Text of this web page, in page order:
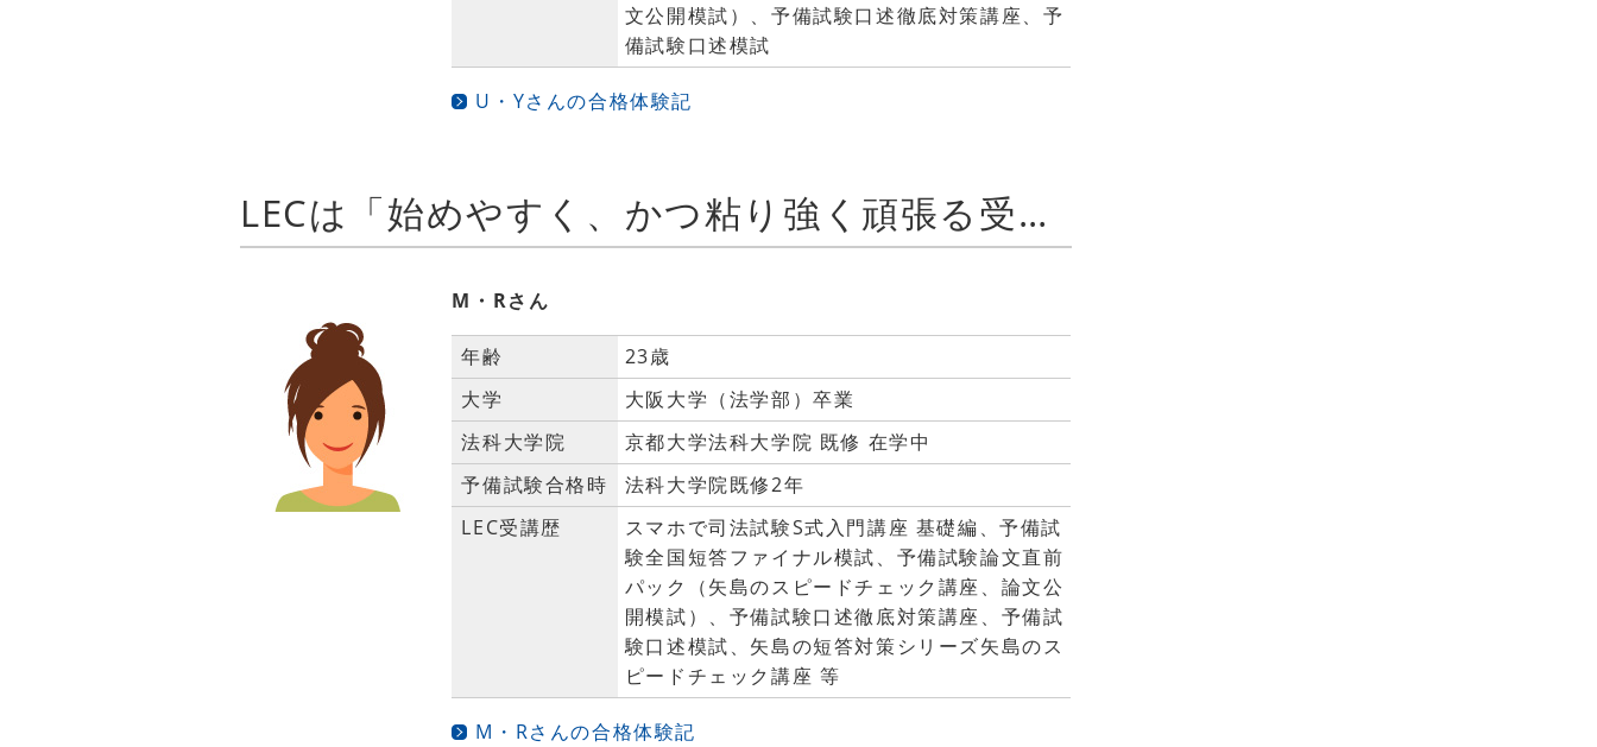
文公開模試）、予備試験口述徹底対策講座、予
備試験口述模試
U・Yさんの合格体験記
LECは「始めやすく、かつ粘り強く頑張る受験生を最後まで手厚くサポートしてくれる予備校」です！
M・Rさん
年齢
23歳
大学
大阪大学（法学部）卒業
法科大学院
京都大学法科大学院 既修 在学中
予備試験合格時
法科大学院既修2年
LEC受講歴
スマホで司法試験S式入門講座 基礎編、予備試
験全国短答ファイナル模試、予備試験論文直前
パック（矢島のスピードチェック講座、論文公
開模試）、予備試験口述徹底対策講座、予備試
験口述模試、矢島の短答対策シリーズ矢島のス
ピードチェック講座 等
M・Rさんの合格体験記